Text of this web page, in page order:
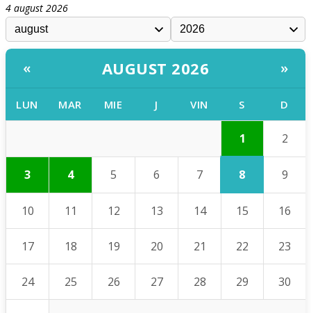
4 august 2026
« AUGUST 2026 »
LUN MAR MIE J VIN S D
1 2
3 4 5 6 7 8 9
10 11 12 13 14 15 16
17 18 19 20 21 22 23
24 25 26 27 28 29 30